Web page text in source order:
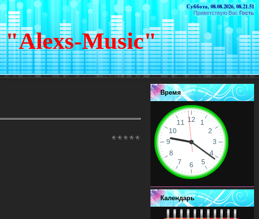
Суббота, 08.08.2026, 08.21.51
Приветствую Вас Гость
"Alexs-Music"
Время
Календарь